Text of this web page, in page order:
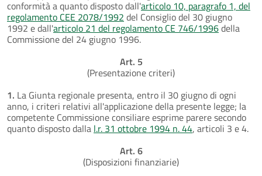
conformità a quanto disposto dall'articolo 10, paragrafo 1, del
regolamento CEE 2078/1992 del Consiglio del 30 giugno
1992 e dall'articolo 21 del regolamento CE 746/1996della
Commissione del 24 giugno 1996.
Art. 5
(Presentazione criteri)
1. La Giunta regionale presenta, entro il 30 giugno di ogni
anno, i criteri relativi all'applicazione della presente legge; la
competente Commissione consiliare esprime parere secondo
quanto disposto dalla l.r. 31 ottobre 1994 n. 44, articoli 3 e 4.
Art. 6
(Disposizioni finanziarie)